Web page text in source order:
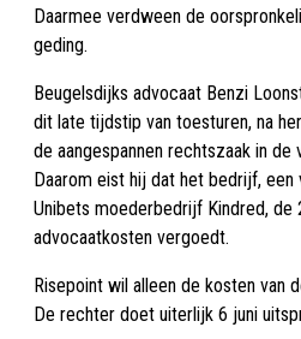
Daarmee verdween de
geding.
Beugelsdijks advocaat Benzi
dit late tijdstip van toesturen, na
de aangespannen rechtszaak in de
Daarom eist hij dat het bedrijf,
Unibets moederbedrijf Kindred, de
advocaatkosten vergoedt.
Risepoint wil alleen de kosten van
De rechter doet uiterlijk 6 juni